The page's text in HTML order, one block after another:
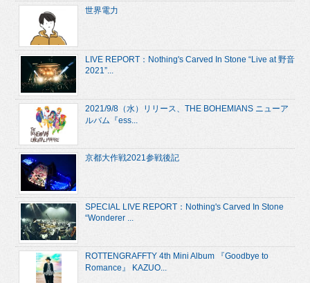
世界電力
LIVE REPORT：Nothing's Carved In Stone “Live at 野音
2021”...
2021/9/8（水）リリース、THE BOHEMIANS ニューア
ルバム『ess...
京都大作戦2021参戦後記
SPECIAL LIVE REPORT：Nothing's Carved In Stone
“Wonderer ...
ROTTENGRAFFTY 4th Mini Album 『Goodbye to
Romance』 KAZUO...